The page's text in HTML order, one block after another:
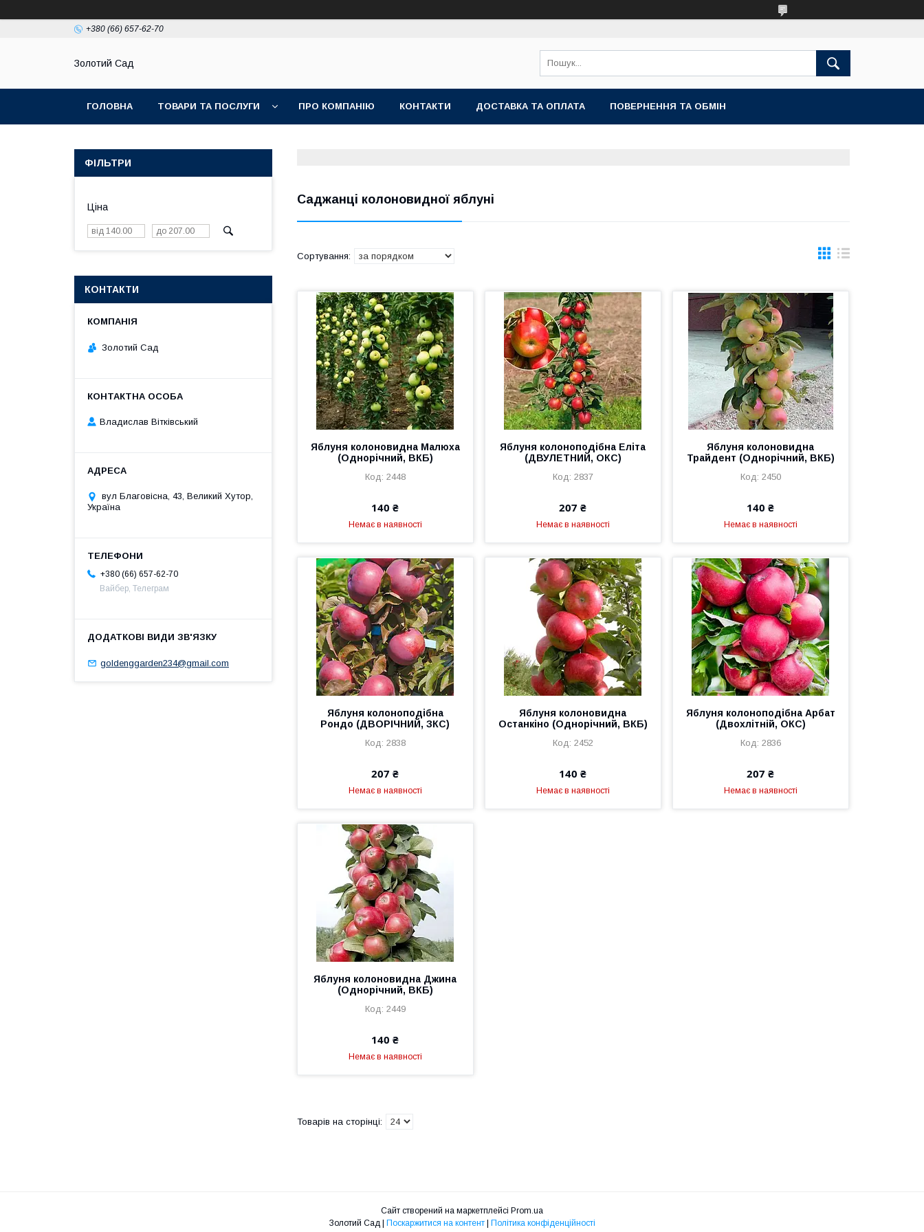
+380 (66) 657-62-70
Золотий Сад
ГОЛОВНА ТОВАРИ ТА ПОСЛУГИ ПРО КОМПАНІЮ КОНТАКТИ ДОСТАВКА ТА ОПЛАТА ПОВЕРНЕННЯ ТА ОБМІН
Саджанці колоновидної яблуні
Яблуня колоновидна Малюха
(Однорічний, ВКБ)
2448
140 ₴
Немає в наявності
Яблуня колоноподібна Еліта
(ДВУЛЕТНИЙ, ОКС)
2837
207 ₴
Немає в наявності
Яблуня колоновидна
Трайдент (Однорічний, ВКБ)
2450
140 ₴
Немає в наявності
Яблуня колоноподібна
Рондо (ДВОРІЧНИЙ, ЗКС)
2838
207 ₴
Немає в наявності
Яблуня колоновидна
Останкіно (Однорічний, ВКБ)
2452
140 ₴
Немає в наявності
Яблуня колоноподібна Арбат
(Двохлітній, ОКС)
2836
207 ₴
Немає в наявності
Яблуня колоновидна Джина
(Однорічний, ВКБ)
2449
140 ₴
Немає в наявності
ФІЛЬТРИ
Ціна
КОНТАКТИ
Золотий Сад
Владислав Вітківський
вул Благовісна, 43, Великий Хутор,
Україна
+380 (66) 657-62-70
Вайбер, Телеграм
goldenggarden234@gmail.com
Сайт створений на маркетплейсі Prom.ua
Поскаржитися на контент Політика конфіденційності